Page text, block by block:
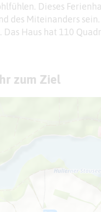
Dieses
des Miteinanders
Das Haus hat 110
zum Ziel